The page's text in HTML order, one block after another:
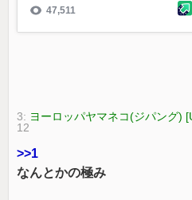
3: ヨーロッパヤマネコ(ジパング)
12
>>1
なんとかの極み